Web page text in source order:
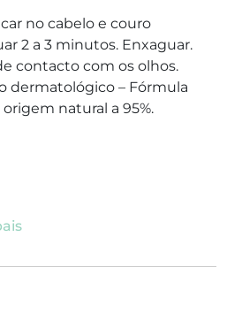
no cabelo e couro
2 a 3 minutos. Enxaguar.
contacto com os olhos.
dermatológico – Fórmula
natural a 95%.